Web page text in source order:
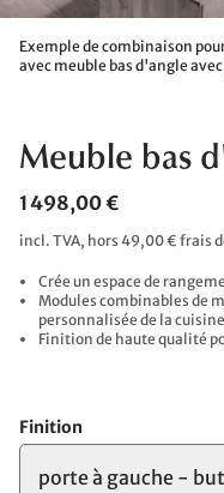
Exemple de combinaison
avec meuble bas d'angle
Meuble bas
1 498,00 €
incl. TVA, hors 49,00 € frais
Crée un espace de
Modules combinables de
personnalisée de la cuisine
Finition de haute qualité
Finition
porte à gauche -